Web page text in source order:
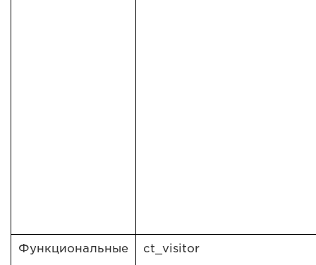
Функциональные ct_visitor